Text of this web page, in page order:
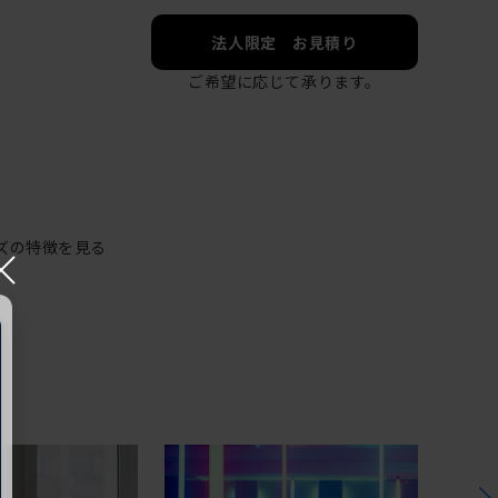
法人限定 お見積り
ご希望に応じて承ります。
の特徴を見る